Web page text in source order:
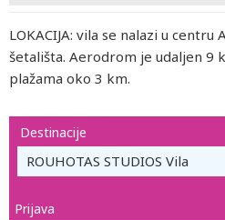
LOKACIJA: vila se nalazi u
šetališta. Aerodrom je udaljen 9
plažama oko 3 km.
Destinacije
ROUHOTAS STUDIOS Vila
Prijava